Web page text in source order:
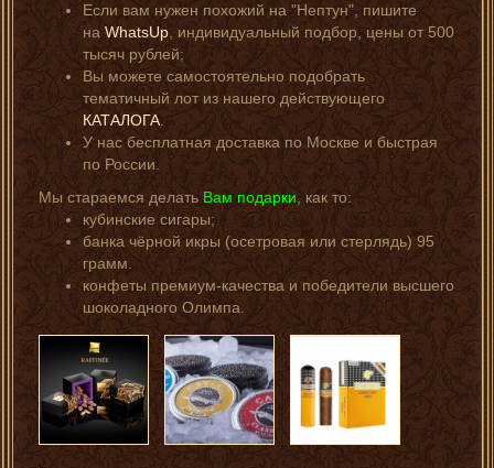
Если вам нужен похожий на "Нептун", пишите
наWhatsUp, индивидуальный подбор, цены от 500
тысяч рублей;
Вы можете самостоятельно подобрать
тематичный лот из нашего действующего
КАТАЛОГА.
У нас бесплатная доставка по Москве и быстрая
по России.
Мы стараемся делатьВам подарки,как то:
кубинские сигары;
банка чёрной икры (осетровая или стерлядь) 95
грамм.
конфеты премиум-качества и победители высшего
шоколадного Олимпа.